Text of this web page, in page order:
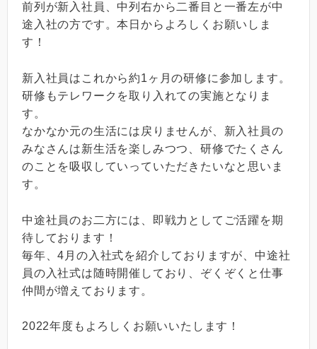
前列が新入社員、中列右から二番目と一番左が中
途入社の方です。本日からよろしくお願いしま
す！
新入社員はこれから約1ヶ月の研修に参加します。
研修もテレワークを取り入れての実施となりま
す。
なかなか元の生活には戻りませんが、新入社員の
みなさんは新生活を楽しみつつ、研修でたくさん
のことを吸収していっていただきたいなと思いま
す。
中途社員のお二方には、即戦力としてご活躍を期
待しております！
毎年、4月の入社式を紹介しておりますが、中途社
員の入社式は随時開催しており、ぞくぞくと仕事
仲間が増えております。
2022年度もよろしくお願いいたします！